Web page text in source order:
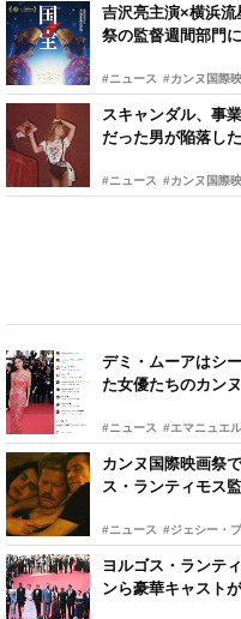
吉沢亮主演×横浜
祭の監督週間部門
#ニュース #カンヌ国際
スキャンダル、事
だった男が陥落し
#ニュース #カンヌ国際
デミ・ムーアはシ
た女優たちのカン
#ニュース #エマニュエ
カンヌ国際映画祭
ス・ランティモス
#ニュース #ジェシー・
ヨルゴス・ランテ
ンら豪華キャスト